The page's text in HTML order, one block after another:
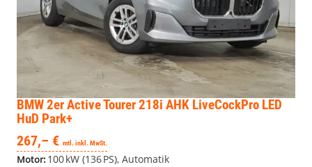
BMW 2er Active Tourer218i AHK LiveCockPro LED
HuD Park+
267,– € mtl. inkl. MwSt.
Motor: 100 kW (136 PS), Automatik